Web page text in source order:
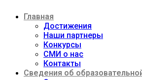
содержимому
Главная
Достижения
Наши партнеры
Конкурсы
СМИ о нас
Контакты
Сведения об